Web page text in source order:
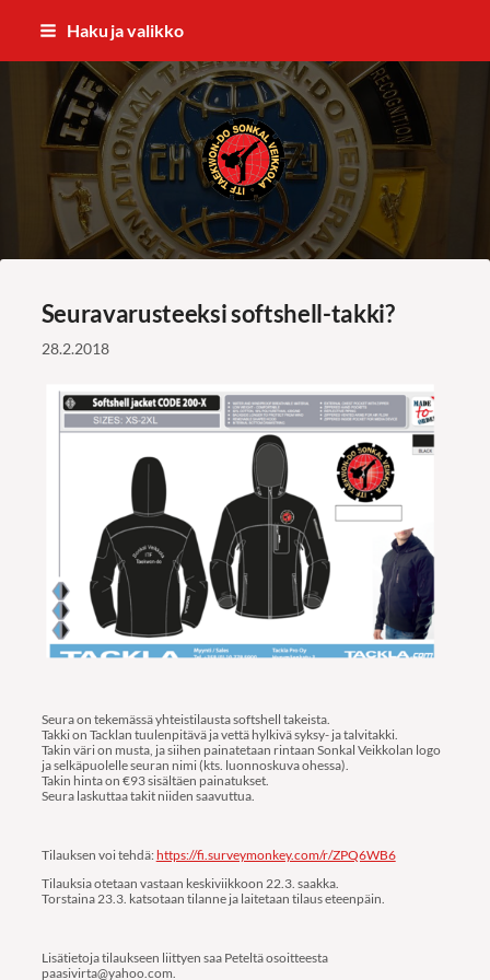
sivun
Haku ja valikko
ITF Taekwon-do Sonkal Veikkola
Seuravarusteeksi softshell-takki?
28.2.2018
Seura on tekemässä yhteistilausta softshell takeista.
Takki on Tacklan tuulenpitävä ja vettä hylkivä syksy- ja talvitakki.
Takin väri on musta, ja siihen painatetaan rintaan Sonkal Veikkolan logo
ja selkäpuolelle seuran nimi (kts. luonnoskuva ohessa).
Takin hinta on €93 sisältäen painatukset.
Seura laskuttaa takit niiden saavuttua.
Tilauksen voi tehdä:https://fi.surveymonkey.com/r/ZPQ6WB6
Tilauksia otetaan vastaan keskiviikkoon 22.3. saakka.
Torstaina 23.3. katsotaan tilanne ja laitetaan tilaus eteenpäin.
Lisätietoja tilaukseen liittyen saa Peteltä osoitteesta
paasivirta@yahoo.com.